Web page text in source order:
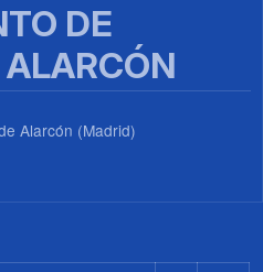
DE
Alarcón (Madrid)